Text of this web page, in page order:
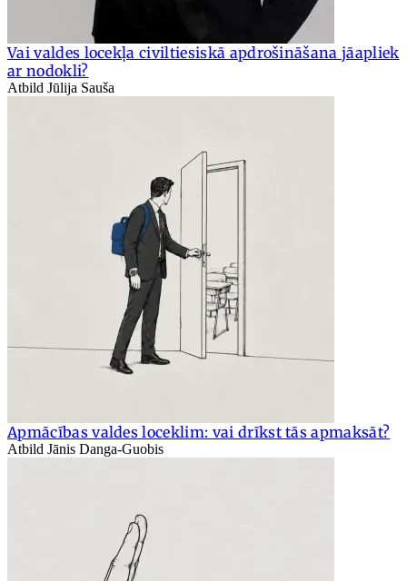
Vai valdes locekļa civiltiesiskā apdrošināšana jāapliek
ar nodokli?
Atbild Jūlija Sauša
Apmācības valdes loceklim: vai drīkst tās apmaksāt?
Atbild Jānis Danga-Guobis